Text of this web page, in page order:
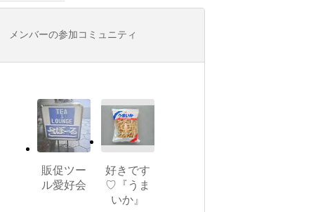
メンバーの参加コミュニティ
販促ツー
ル愛好会
好きです
♡『うま
いか』